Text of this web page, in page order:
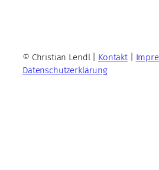
© Christian Lendl | Kontakt|
Datenschutzerklärung